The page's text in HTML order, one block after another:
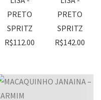
PRETO
SPRITZ
R$112.00
PRETO
SPRITZ
R$142.00